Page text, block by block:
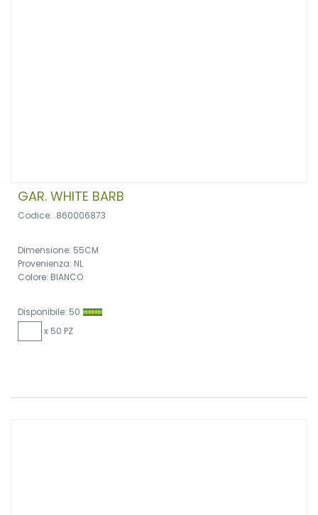
GAR. WHITE BARB
Codice: .860006873
Dimensione: 55CM
Provenienza: NL
Colore: BIANCO
Disponibile: 50
x 50 PZ